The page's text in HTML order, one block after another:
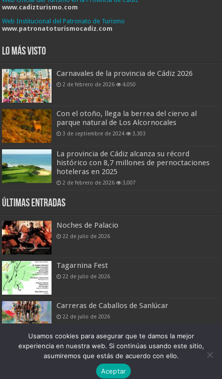
www.cadizturismo.com
Web Institucional del Patronato de Turismo
www.patronatoturismocadiz.com
Lo más visto
Carnavales de la provincia de Cádiz 2026
2 de febrero de 2026 4,050
Con el otoño, llega la berrea del ciervo al
parque natural de Los Alcornocales
3 de septiembre de 2024 3,303
La provincia de Cádiz alcanza su récord
histórico con 8,7 millones de pernoctaciones
hoteleras en 2025
2 de febrero de 2026 3,007
Últimas entradas
Noches de Palacio
22 de julio de 2026
Tagarnina Fest
22 de julio de 2026
Carreras de Caballos de Sanlúcar
22 de julio de 2026
Boletín Digital de Noticias Turísticas
Patronato Provincial de Turismo de Cádiz © 2026
Usamos cookies para asegurar que te damos la mejor
experiencia en nuestra web. Si continúas usando este sitio,
asumiremos que estás de acuerdo con ello.
Aceptar